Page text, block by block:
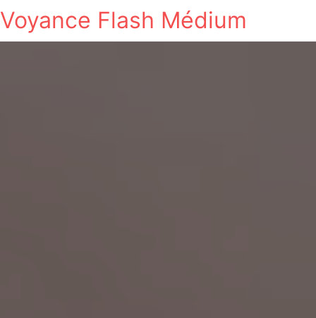
Voyance Flash Médium